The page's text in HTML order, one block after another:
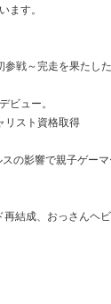
ます。
戦～完走を果たし
ビュー。
リスト資格取得
の影響で親子ゲー
結成、おっさんヘ